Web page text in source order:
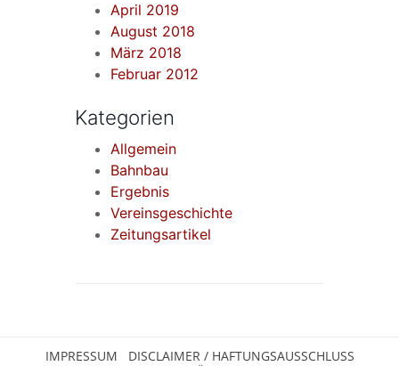
April 2019
August 2018
März 2018
Februar 2012
Kategorien
Allgemein
Bahnbau
Ergebnis
Vereinsgeschichte
Zeitungsartikel
IMPRESSUM
DISCLAIMER / HAFTUNGSAUSSCHLUSS